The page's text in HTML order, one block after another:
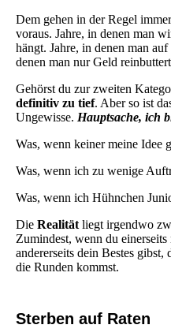
Dem gehen in der Regel
voraus. Jahre, in denen man
hängt. Jahre, in denen man
denen man nur Geld
Gehörst du zur zweiten
definitiv zu tief. Aber so ist
Ungewisse. Hauptsache, ich
Was, wenn keiner meine Idee
Was, wenn ich zu wenige
Was, wenn ich Hühnchen
Die Realität liegt irgendwo
Zumindest, wenn du
andererseits dein Bestes
die Runden kommst.
Sterben auf Raten